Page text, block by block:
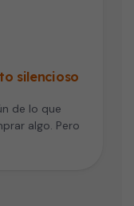
silencioso
de lo que
algo. Pero